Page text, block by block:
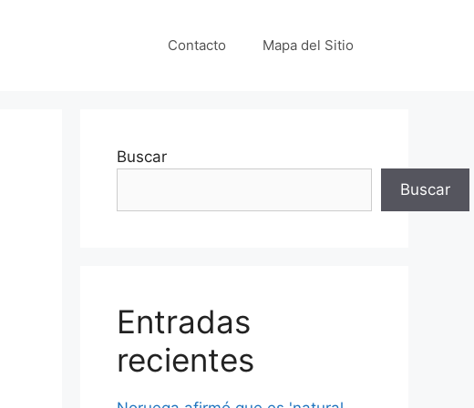
Contacto Mapa del Sitio
Buscar
Buscar
Entradas
recientes